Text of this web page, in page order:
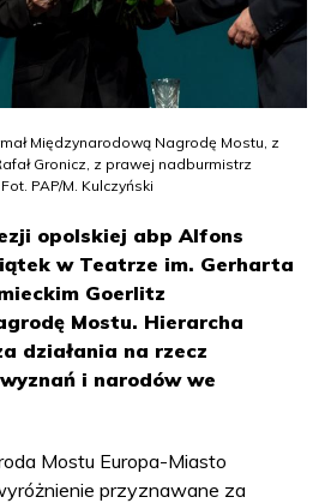
Międzynarodową Nagrodę Mostu, z
Gronicz, z prawej nadburmistrz
PAP/M. Kulczyński
opolskiej abp Alfons
w Teatrze im. Gerharta
Goerlitz
Mostu. Hierarcha
działania na rzecz
i narodów we
Mostu Europa-Miasto
przyznawane za